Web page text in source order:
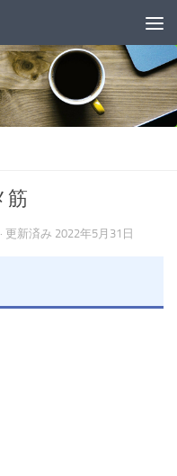
筋
· 更新済み 2022年5月31日